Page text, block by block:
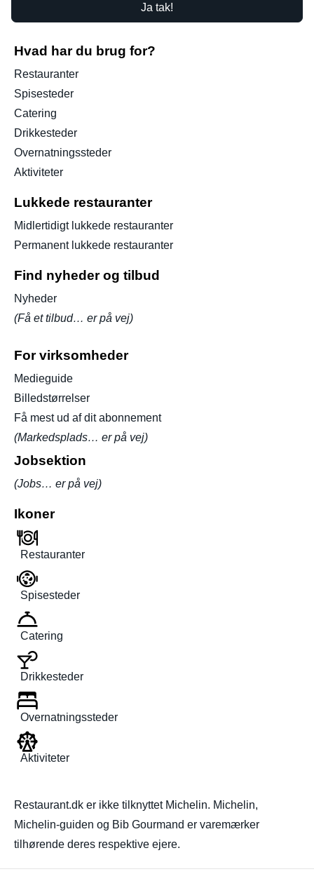
Ja tak!
Hvad har du brug for?
Restauranter
Spisesteder
Catering
Drikkesteder
Overnatningssteder
Aktiviteter
Lukkede restauranter
Midlertidigt lukkede restauranter
Permanent lukkede restauranter
Find nyheder og tilbud
Nyheder
(Få et tilbud… er på vej)
For virksomheder
Medieguide
Billedstørrelser
Få mest ud af dit abonnement
(Markedsplads… er på vej)
Jobsektion
(Jobs… er på vej)
Ikoner
Restauranter
Spisesteder
Catering
Drikkesteder
Overnatningssteder
Aktiviteter
Restaurant.dk er ikke tilknyttet Michelin. Michelin,
Michelin-guiden og Bib Gourmand er varemærker
tilhørende deres respektive ejere.